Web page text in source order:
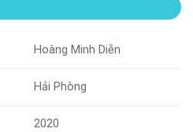
Hoàng Minh Diễn
Hải Phòng
2020